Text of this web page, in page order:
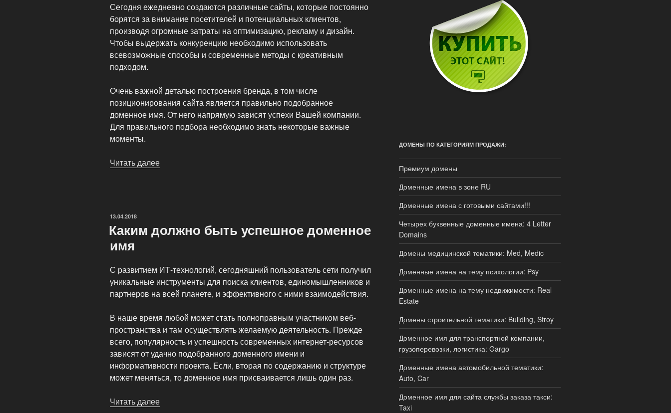
Сегодня ежедневно создаются различные сайты, которые постоянно
борятся за внимание посетителей и потенциальных клиентов,
производя огромные затраты на оптимизацию, рекламу и дизайн.
Чтобы выдержать конкуренцию необходимо использовать
всевозможные способы и современные методы с креативным
подходом.
Очень важной деталью построения бренда, в том числе
позиционирования сайта является правильно подобранное
доменное имя. От него напрямую зависят успехи Вашей компании.
Для правильного подбора необходимо знать некоторые важные
моменты.
Читать далее
доменов»
ОПУБЛИКОВАНО
13.04.2018
Каким должно быть успешное доменное
имя
С развитием ИТ-технологий, сегодняшний пользователь сети получил
уникальные инструменты для поиска клиентов, единомышленников и
партнеров на всей планете, и эффективного с ними взаимодействия.
В наше время любой может стать полноправным участником веб-
пространства и там осуществлять желаемую деятельность. Прежде
всего, популярность и успешность современных интернет-ресурсов
зависят от удачно подобранного доменного имени и
информативности проекта. Если, вторая по содержанию и структуре
может меняться, то доменное имя присваивается лишь один раз.
Читать далее
ДОМЕНЫ ПО КАТЕГОРИЯМ ПРОДАЖИ:
Премиум домены
Доменные имена в зоне RU
Доменные имена с готовыми сайтами!!!
Четырех буквенные доменные имена: 4 Letter
Domains
Домены медицинской тематики: Med, Medic
Доменные имена на тему психологии: Psy
Доменные имена на тему недвижимости: Real
Estate
Домены строительной тематики: Building, Stroy
Доменное имя для транспортной компании,
грузоперевозки, логистика: Gargo
Доменные имена автомобильной тематики:
Auto, Car
Доменное имя для сайта службы заказа такси:
Taxi